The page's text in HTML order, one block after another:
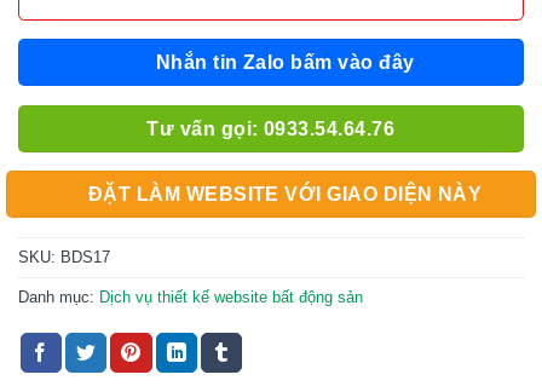
Nhắn tin Zalo bấm vào đây
Tư vấn gọi: 0933.54.64.76
ĐẶT LÀM WEBSITE VỚI GIAO DIỆN NÀY
SKU: BDS17
Danh mục: Dịch vụ thiết kế website bất động sản